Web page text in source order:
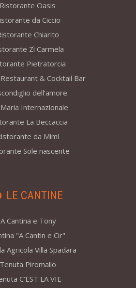
Ristorante Oasis
da Ciccio
Chiarito
Zì Carmela
Pietratorcia
& Cocktail Bar
dell’amore
Internazionale
La Beccaccia
da Mimì
Sole nascente
LE CANTINE
'A Cantina e Tony
"A Cantin e Cir"
Agricola Villa Spadara
Tenuta Piromallo
C’EST LA VIE